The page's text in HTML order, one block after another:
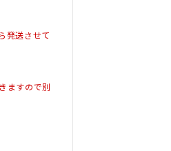
発送させて
ますので別